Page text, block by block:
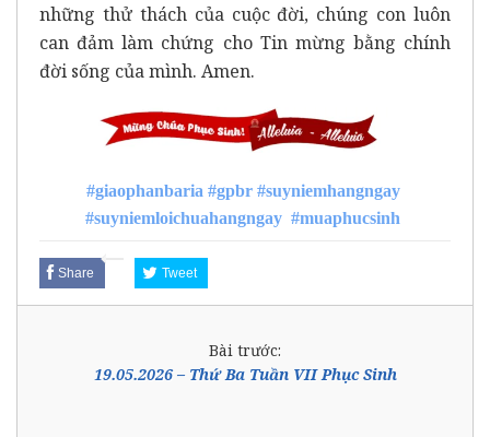
những thử thách của cuộc đời, chúng con luôn
can đảm làm chứng cho Tin mừng bằng chính
đời sống của mình. Amen.
#giaophanbaria #gpbr #suyniemhangngay
#suyniemloichuahangngay #muaphucsinh
Share Tweet
Bài trước:
19.05.2026 – Thứ Ba Tuần VII Phục Sinh